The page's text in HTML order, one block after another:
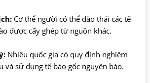
Cơ thể người có thể đào thải các tế
được cấy ghép từ nguồn khác.
Nhiều quốc gia có quy định nghiêm
và sử dụng tế bào gốc nguyên bào.